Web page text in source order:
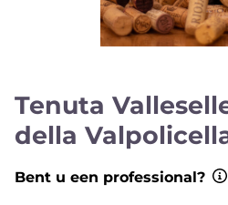
Tenuta
della
Bent u een professional?